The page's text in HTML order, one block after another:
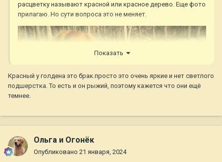
расцветку называют красной или красное дерево. Еще фото
прилагаю. Но сути вопроса это не меняет.
Показать
Красный у голдена это брак.просто это очень яркие и нет светлого
подшерстка. То есть и он рыжий, поэтому кажется что они ещё
темнее.
Ольга и Огонёк
Опубликовано 21 января, 2024